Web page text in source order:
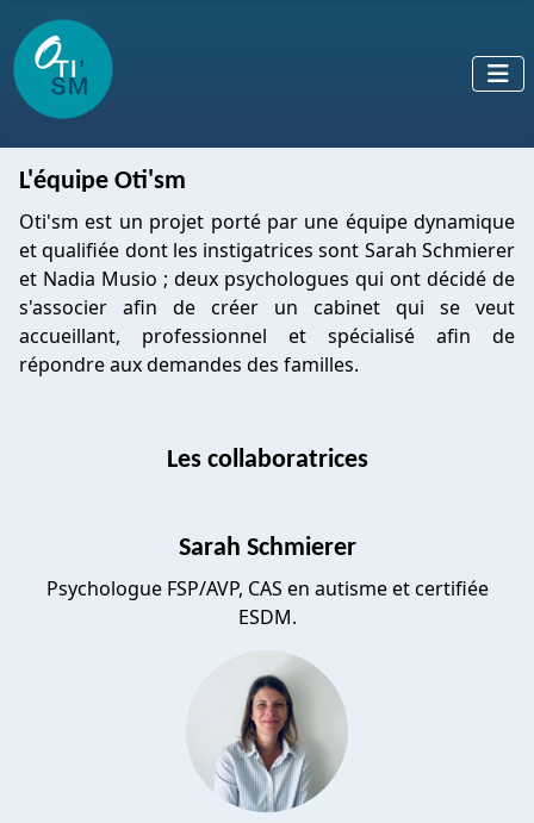
L'équipe Oti'sm
Oti'sm est un projet porté par une équipe dynamique
et qualifiée dont les instigatrices sont Sarah Schmierer
et Nadia Musio ; deux psychologues qui ont décidé de
s'associer afin de créer un cabinet qui se veut
accueillant, professionnel et spécialisé afin de
répondre aux demandes des familles.
Les collaboratrices
Sarah Schmierer
Psychologue FSP/AVP, CAS en autisme et certifiée
ESDM.